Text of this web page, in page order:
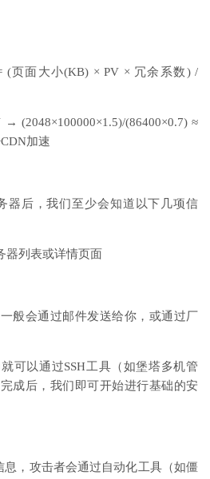
(页面大小(KB) × PV × 冗余系数) /
(2048×100000×1.5)/(86400×0.7) ≈
加速
器后，我们至少会知道以下几项信
器列表或详情页面
般会通过邮件发送给你，或通过厂
可以通过SSH工具（如堡塔多机管
成后，我们即可开始进行基础的安
息，攻击者会通过自动化工具（如僵